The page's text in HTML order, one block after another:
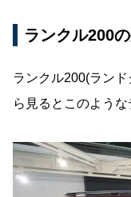
ランクル200
ランクル200(ラン
ら見るとこのような